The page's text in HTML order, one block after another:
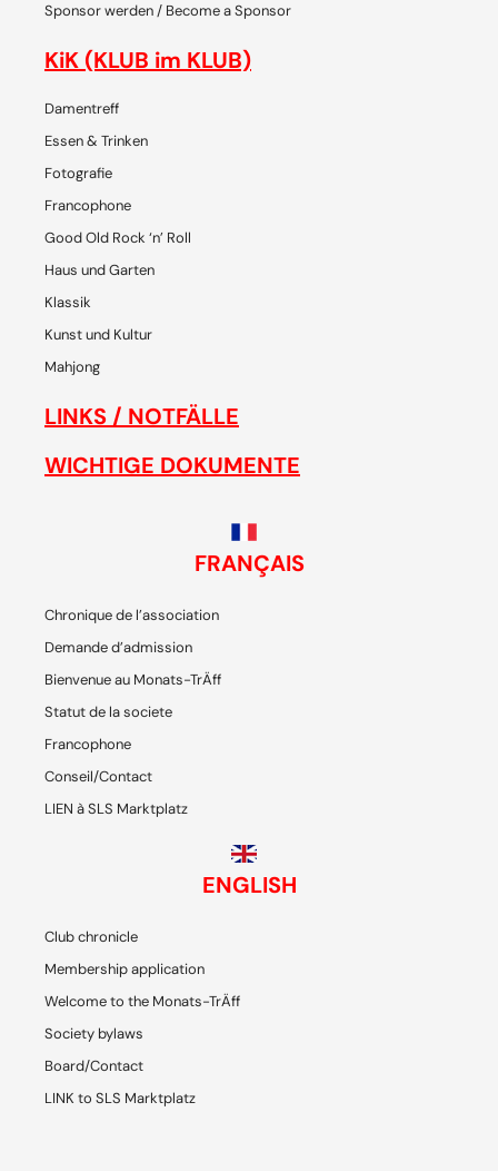
Sponsor werden / Become a Sponsor
KiK (KLUB im KLUB)
Damentreff
Essen & Trinken
Fotografie
Francophone
Good Old Rock ‘n’ Roll
Haus und Garten
Klassik
Kunst und Kultur
Mahjong
LINKS / NOTFÄLLE
WICHTIGE DOKUMENTE
FRANÇAIS
Chronique de l’association
Demande d’admission
Bienvenue au Monats-TrÄff
Statut de la societe
Francophone
Conseil/Contact
LIEN à SLS Marktplatz
ENGLISH
Club chronicle
Membership application
Welcome to the Monats-TrÄff
Society bylaws
Board/Contact
LINK to SLS Marktplatz